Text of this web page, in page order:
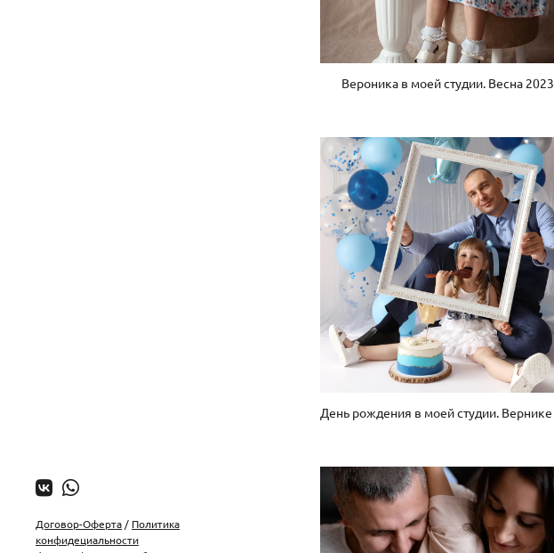
Договор-Оферта / Политика
конфидециальности
Вероника в моей студии. Весна 2023